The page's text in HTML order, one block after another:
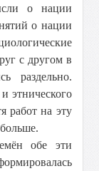
о нации
о нации
с другом в
раздельно.
этнического
работ на эту
обе эти